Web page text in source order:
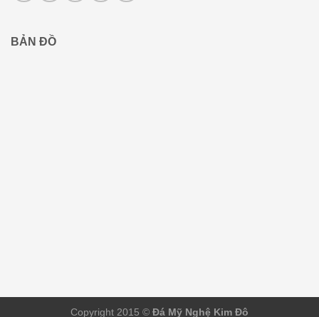
BẢN ĐỒ
Copyright 2015 © Đá Mỹ Nghệ Kim Đô